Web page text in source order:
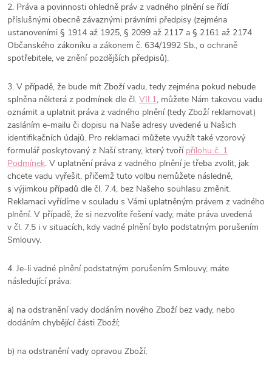
2. Práva a povinnosti ohledně práv z vadného plnění se řídí
příslušnými obecně závaznými právními předpisy (zejména
ustanoveními § 1914 až 1925, § 2099 až 2117 a § 2161 až 2174
Občanského zákoníku a zákonem č. 634/1992 Sb., o ochraně
spotřebitele, ve znění pozdějších předpisů).
3. V případě, že bude mít Zboží vadu, tedy zejména pokud nebude
splněna některá z podmínek dle čl. VII.1, můžete Nám takovou vadu
oznámit a uplatnit práva z vadného plnění (tedy Zboží reklamovat)
zasláním e-mailu či dopisu na Naše adresy uvedené u Našich
identifikačních údajů. Pro reklamaci můžete využít také vzorový
formulář poskytovaný z Naší strany, který tvoří přílohu č. 1
Podmínek. V uplatnění práva z vadného plnění je třeba zvolit, jak
chcete vadu vyřešit, přičemž tuto volbu nemůžete následně,
s výjimkou případů dle čl. 7.4, bez Našeho souhlasu změnit.
Reklamaci vyřídíme v souladu s Vámi uplatněným právem z vadného
plnění. V případě, že si nezvolíte řešení vady, máte práva uvedená
v čl. 7.5 i v situacích, kdy vadné plnění bylo podstatným porušením
Smlouvy.
4. Je-li vadné plnění podstatným porušením Smlouvy, máte
následující práva:
a) na odstranění vady dodáním nového Zboží bez vady, nebo
dodáním chybějící části Zboží;
b) na odstranění vady opravou Zboží;